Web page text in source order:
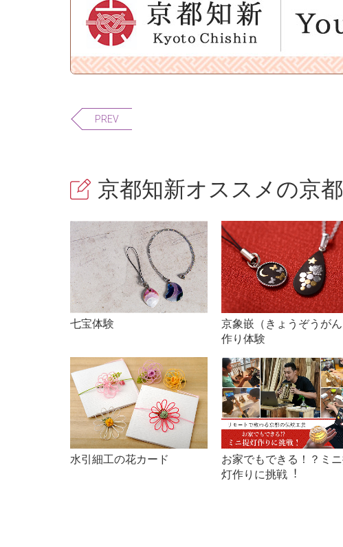
PREV
京都知新オススメの京
七宝体験
京象嵌（きょうぞうがん
作り体験
水引細工の花カード
お家でもできる！？ミ
灯作りに挑戦︕